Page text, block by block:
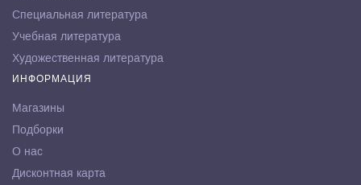
Специальная литература
Учебная литература
Художественная литература
ИНФОРМАЦИЯ
Магазины
Подборки
О нас
Дисконтная карта